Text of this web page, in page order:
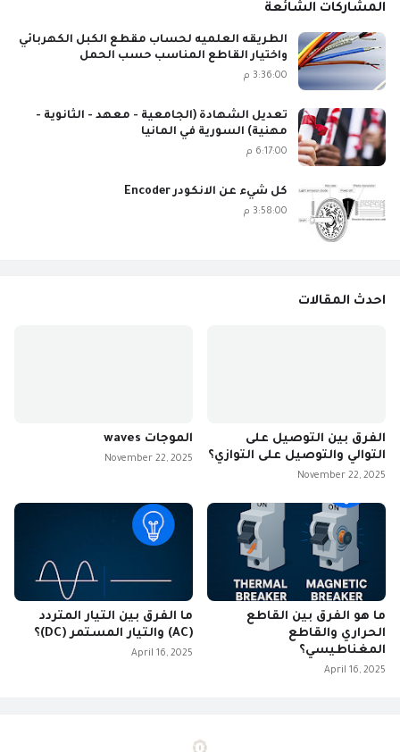
المشاركات الشائعة
الطريقه العلميه لحساب مقطع الكبل الكهربائي
واختيار القاطع المناسب حسب الحمل
3:36:00 م
تعديل الشهادة (الجامعية - معهد - الثانوية -
مهنية) السورية في المانيا
6:17:00 م
كل شيء عن الانكودر Encoder
3:58:00 م
احدث المقالات
الفرق بين التوصيل على
التوالي والتوصيل على التوازي؟
November 22, 2025
الموجات waves
November 22, 2025
ما هو الفرق بين القاطع
الحراري والقاطع
المغناطيسي؟
April 16, 2025
ما الفرق بين التيار المتردد
(AC) والتيار المستمر (DC)؟
April 16, 2025